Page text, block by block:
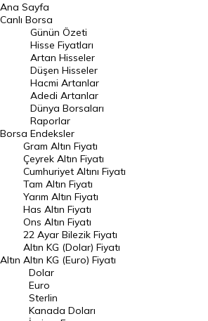
BIST 100 Hisseleri
En Çok Artan Hisseler
En Çok Düşen Hisseler
Hacmi Artanlar
Geçmiş Kapanışlar
Dünya Borsaları
Raporlar
Endeksler
DÖVİZ
Döviz Kuru
Dolar Kuru
Euro Kuru
Pound Kuru
Frank Kuru
Ana Sayfa
Canlı Borsa
Borsa
Günün Özeti
Hisse Fiyatları
Artan Hisseler
Düşen Hisseler
Hacmi Artanlar
Adedi Artanlar
Dünya Borsaları
Raporlar
Endeksler
Altın
Gram Altın Fiyatı
Çeyrek Altın Fiyatı
Cumhuriyet Altını Fiyatı
Tam Altın Fiyatı
Yarım Altın Fiyatı
Has Altın Fiyatı
Ons Altın Fiyatı
22 Ayar Bilezik Fiyatı
Altın KG (Dolar) Fiyatı
Altın KG (Euro) Fiyatı
Dolar
Euro
Sterlin
Kanada Doları